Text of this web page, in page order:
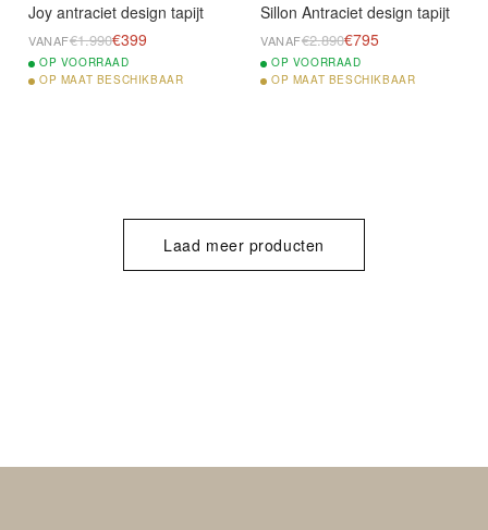
Joy antraciet design tapijt
VANAF€1.990€399
OP VOORRAAD
OP MAAT BESCHIKBAAR
Sillon Antraciet design tapijt
VANAF€2.890€795
OP VOORRAAD
OP MAAT BESCHIKBAAR
Laad meer producten